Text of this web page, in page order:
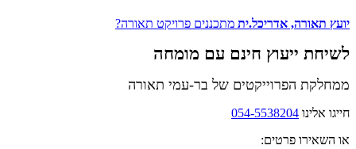
יועץ תאורה, אדריכל.ית מתכננים פרויקט תאורה?
לשיחת ייעוץ חינם עם מומחה
ממחלקת הפרוייקטים של בר-עמי תאורה
חייגו אלינו 054-5538204
או השאירו פרטים: